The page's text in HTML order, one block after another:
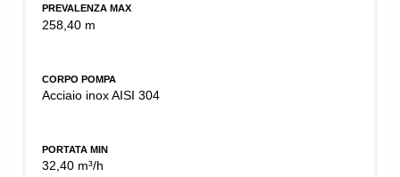
PREVALENZA MAX
258,40 m
CORPO POMPA
Acciaio inox AISI 304
PORTATA MIN
32,40 m³/h